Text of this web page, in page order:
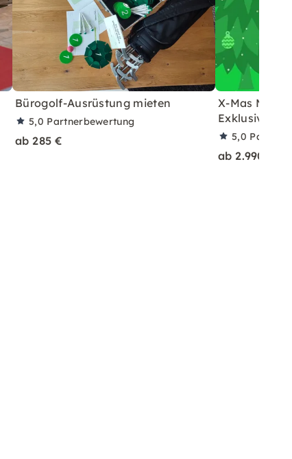
Bürogolf-Ausrüstung mieten
5,0 Partnerbewertung
ab 285 €
X-Mas
Exklusiver
5,0
ab 2.990 €